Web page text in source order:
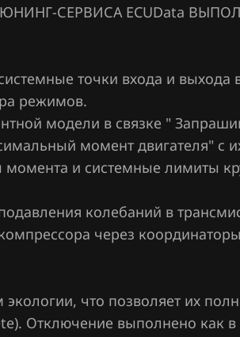
СЕРВИСА ECUData
точки входа и выхода
режимов.
модели в связке "
момент двигателя" с
момента и системные лимиты
колебаний в
через
что позволяет их
Отключение выполнено как